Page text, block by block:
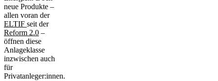
neue Produkte –
allen voran der
ELTIF seit der
Reform 2.0 –
öffnen diese
Anlageklasse
inzwischen auch
für
Privatanleger:innen.